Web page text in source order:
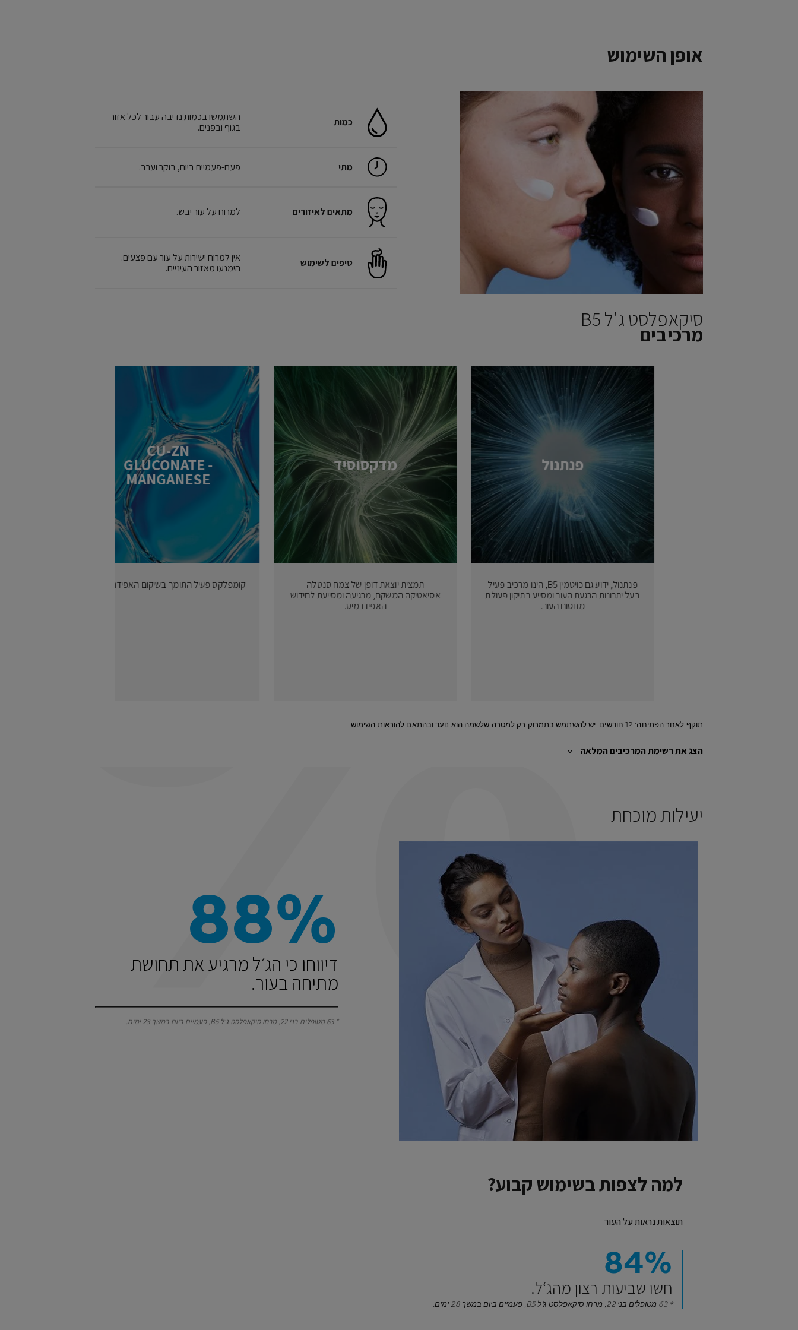
אופן השימוש
כמות
השתמשו בכמות נדיבה עבור לכל אזור
בגוף ובפנים.
מתי פעם-פעמיים ביום, בוקר וערב.
מתאים לאיזורים למרוח על עור יבש.
טיפים לשימוש
אין למרוח ישירות על עור עם פצעים.
הימנעו מאזור העיניים.
סיקאפלסט ג'ל B5
מרכיבים
פנתנול
פנתנול, ידוע גם כויטמין B5, הינו מרכיב פעיל
בעל יתרונות הרגעת העור ומסייע בתיקון פעולת
מחסום העור.
מדקסוסיד
תמצית יוצאת דופן של צמח סנטלה
אסיאטיקה המשקם, מרגיעה ומסייעת לחידוש
האפידרמיס.
CU-ZN
GLUCONATE -
MANGANESE
קומפלקס פעיל התומך בשיקום האפידרמיס.
תוקף לאחר הפתיחה: 12 חודשים. יש להשתמש בתמרוק רק למטרה שלשמה הוא נועד ובהתאם להוראות השימוש.
הצג את רשימת המרכיבים המלאה
יעילות מוכחת
88%
דיווחו כי הג׳ל מרגיע את תחושת
מתיחה בעור.
* 63 מטופלים בני 22, מרחו סיקאפלסט ג'ל B5, פעמיים ביום במשך 28 ימים.
למה לצפות בשימוש קבוע?
תוצאות נראות על העור
84%
חשו שביעות רצון מהג‘ל.
* 63 מטופלים בני 22, מרחו סיקאפלסט ג'ל B5, פעמיים ביום במשך 28 ימים.